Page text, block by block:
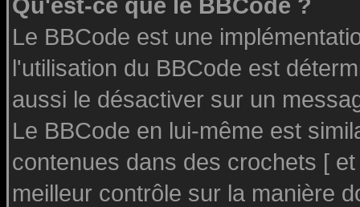
Qu'est-ce que le BBCode ?
Le BBCode est une
l'utilisation du BBCode est
aussi le désactiver sur un
Le BBCode en lui-même est
contenues dans des crochets [
meilleur contrôle sur la manière